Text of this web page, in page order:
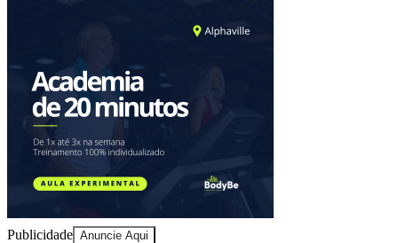
Ceará
Publicidade Anuncie Aqui